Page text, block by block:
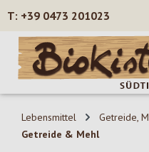
Zum Hauptinhalt springen
+39 0473 201023
Lebensmittel
Getreide,
Getreide & Mehl